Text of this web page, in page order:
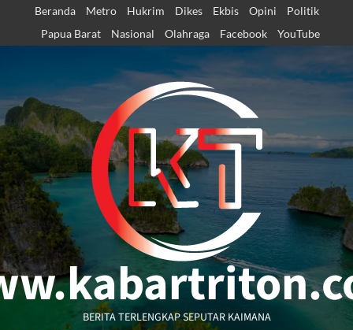
content
Beranda Metro Hukrim Dikes Ekbis Opini
Politik
Papua Barat
Nasional Olahraga Facebook YouTube
BERITA TERLENGKAP SEPUTAR KAIMANA